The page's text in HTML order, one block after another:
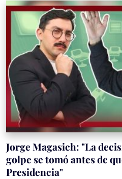
Jorge Magasich: "La
golpe se tomó antes de
Presidencia"